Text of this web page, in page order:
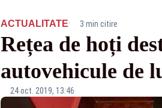
ACTUALITATE· 3 min citire
Rețea de hoți
autovehicule de
24 oct. 2019, 13:46